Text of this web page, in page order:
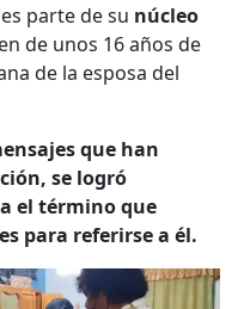
parte de su núcleo
de unos 16 años de
de la esposa del
que han
se logró
el término que
para referirse a él.